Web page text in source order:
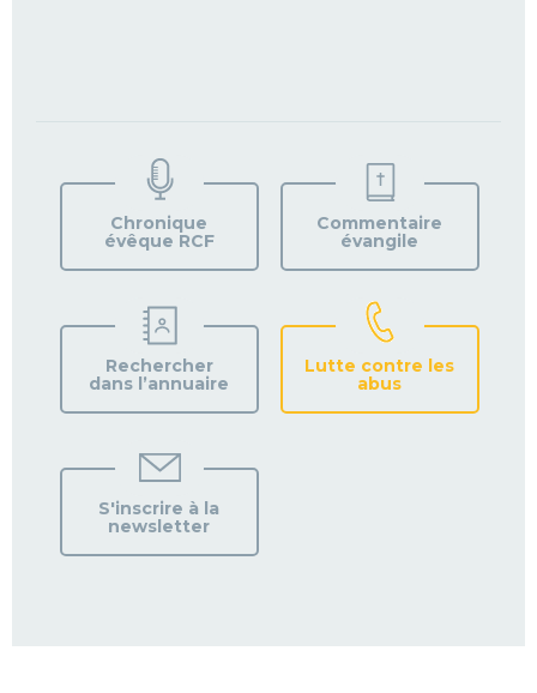
VOTRE
PAROISSE
Chronique
évêque RCF
Commentaire
évangile
Rechercher
dans l’annuaire
Lutte contre les
abus
S'inscrire à la
newsletter